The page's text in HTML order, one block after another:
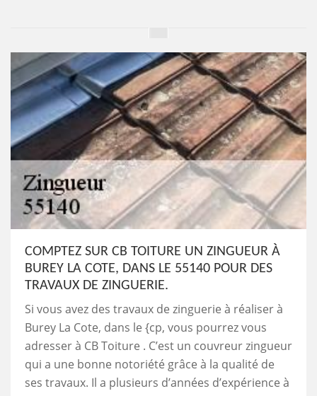
COMPTEZ SUR CB TOITURE UN ZINGUEUR À
BUREY LA COTE, DANS LE 55140 POUR DES
TRAVAUX DE ZINGUERIE.
Si vous avez des travaux de zinguerie à réaliser à
Burey La Cote, dans le {cp, vous pourrez vous
adresser à CB Toiture . C’est un couvreur zingueur
qui a une bonne notoriété grâce à la qualité de
ses travaux. Il a plusieurs d’années d’expérience à